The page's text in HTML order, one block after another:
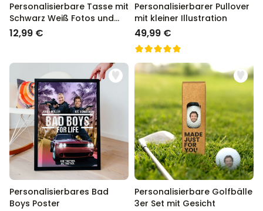
Personalisierbare Tasse mit
Schwarz Weiß Fotos und
Text
12,99 €
Personalisierbarer Pullover
mit kleiner Illustration
49,99 €
Personalisierbares Bad
Boys Poster
Personalisierbare Golfbälle
3er Set mit Gesicht